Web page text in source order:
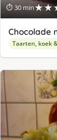
⏱ 30 min
Chocolade
Taarten, koek